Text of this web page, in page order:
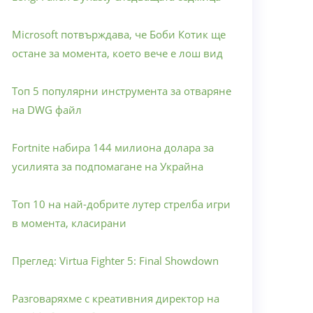
Microsoft потвърждава, че Боби Котик ще
остане за момента, което вече е лош вид
Топ 5 популярни инструмента за отваряне
на DWG файл
Fortnite набира 144 милиона долара за
усилията за подпомагане на Украйна
Топ 10 на най-добрите лутер стрелба игри
в момента, класирани
Преглед: Virtua Fighter 5: Final Showdown
Разговаряхме с креативния директор на